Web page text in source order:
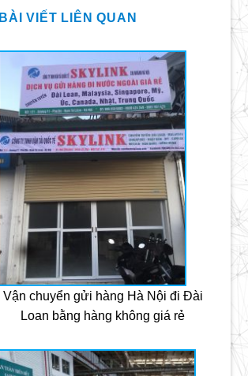
BÀI VIẾT LIÊN QUAN
Vận chuyển gửi hàng Hà Nội đi Đài
Loan bằng hàng không giá rẻ